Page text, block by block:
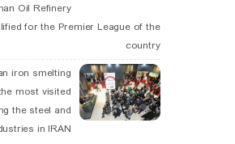
Oil Refinery
for the Premier League of the
country
iron smelting
most visited
the steel and
in IRAN